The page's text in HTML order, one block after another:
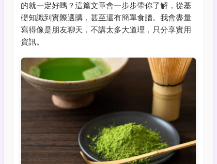
的就一定好嗎？這篇文章會一步步帶你了解，從基
礎知識到實際選購，甚至還有簡單食譜。我會盡量
寫得像是朋友聊天，不講太多大道理，只分享實用
資訊。